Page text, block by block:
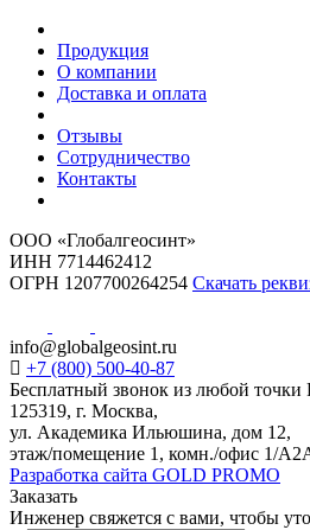
Продукция
О компании
Доставка и оплата
Отзывы
Сотрудничество
Контакты
ООО «Глобалгеосинт»
ИНН 7714462412
ОГРН 1207700264254 Скачать
info@globalgeosint.ru
+7 (800) 500-40-87
Бесплатный звонок из любой
125319, г. Москва,
ул. Академика Ильюшина, дом 12,
этаж/помещение 1, комн./офис 1/
Разработка сайта GOLD PROMO
Заказать
Инженер свяжется с вами, чтобы